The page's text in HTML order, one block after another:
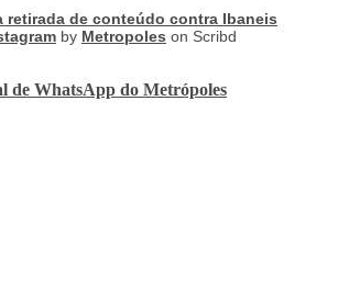
retirada de conteúdo contra Ibaneis
by Metropoles on Scribd
de WhatsApp do Metrópoles